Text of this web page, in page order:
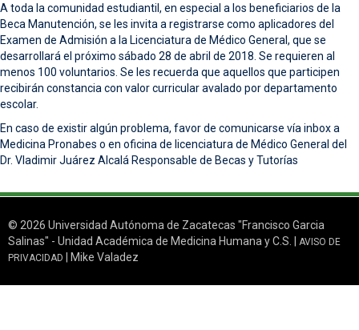
A toda la comunidad estudiantil, en especial a los beneficiarios de la
Beca Manutención, se les invita a registrarse como aplicadores del
Examen de Admisión a la Licenciatura de Médico General, que se
desarrollará el próximo sábado 28 de abril de 2018. Se requieren al
menos 100 voluntarios. Se les recuerda que aquellos que participen
recibirán constancia con valor curricular avalado por departamento
escolar.
En caso de existir algún problema, favor de comunicarse vía inbox a
Medicina Pronabes o en oficina de licenciatura de Médico General del
Dr. Vladimir Juárez Alcalá Responsable de Becas y Tutorías
© 2026 Universidad Autónoma de Zacatecas "Francisco Garcia
Salinas" - Unidad Académica de Medicina Humana y C.S. | AVISO DE
PRIVACIDAD | Mike Valadez